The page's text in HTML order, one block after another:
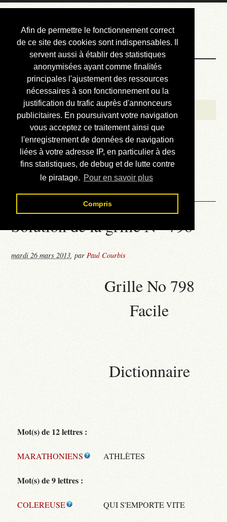
Afin de permettre le fonctionnement correct
de ce site des cookies sont indispensables. Il
servent aussi à établir des statistiques
anonymisées ayant comme finalités
principales l'ajustement des ressources
nécessaires à son fonctionnement ou la
justification du trafic auprès d'annonceurs
publicitaires. En poursuivant votre navigation
vous acceptez ce traitement ainsi que
l'enregistrement de données de navigation
liées à votre adresse IP, en particulier à des
fins statistiques, de debug et de lutte contre
le piratage. Pour en savoir plus
Compris
Courbis, « LE »
Blog Officiel
Bienvenue
Réalisations
Divers (et d’été)
Annonces
Liens externes
Téléchargement
Contact
Solution de la grille N° 798
mardi 26 mars 2013,parPaul Courbis
Grille No 798
Facile
Dictionnaire
Mot(s) de 12 lettres :
MARATHONIENS ATHLÈTES
Mot(s) de 9 lettres :
COLEREUSE QUI S'EMPORTE VITE